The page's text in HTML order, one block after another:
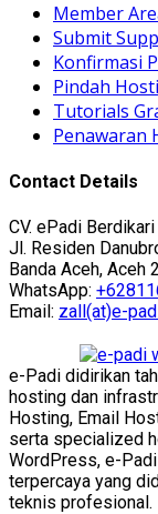
Member
Submit
Konfirmasi
Pindah
Tutorials
Penawaran
Contact Details
CV. ePadi
Jl. Residen
Banda Aceh, Aceh
WhatsApp:
Email: zall(at)e-
e-Padi didirikan
hosting dan
Hosting, Email
serta specialized
WordPress, e-
terpercaya yang
teknis profesional.